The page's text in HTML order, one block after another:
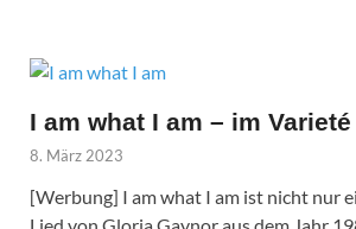
I am what I am – im
8. März 2023
[Werbung] I am what I am ist nicht nur